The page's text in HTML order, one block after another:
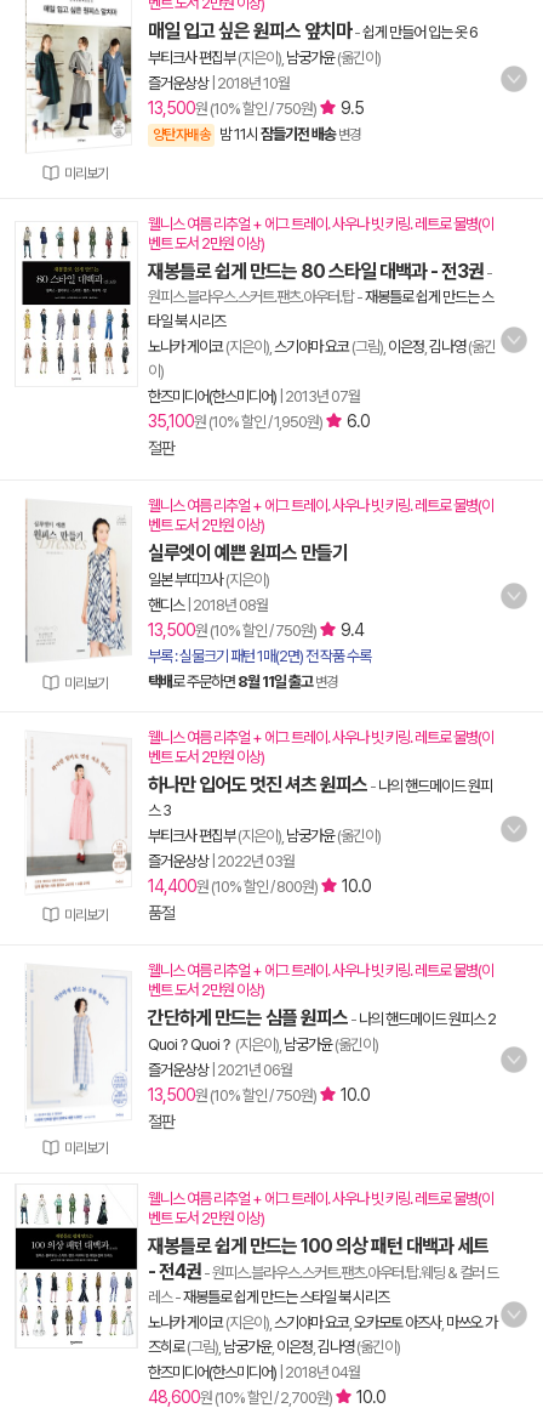
미리보기
매일 입고 싶은 원피스 앞치마-쉽게 만들어 입는 옷 6
부티크사 편집부(지은이), 남궁가윤(옮긴이)
즐거운상상| 2018년 10월
13,500원 (10% 할인 / 750원) 9.5
양탄자배송 밤 11시 잠들기전 배송 변경
웰니스 여름 리추얼 + 에그 트레이. 사우나 빗 키링. 레트로 물병(이
벤트 도서 2만원 이상)
재봉틀로 쉽게 만드는 80 스타일 대백과 - 전3권 -
원피스.블라우스.스커트.팬츠.아우터.탑-재봉틀로 쉽게 만드는 스
타일 북 시리즈
노나카 게이코(지은이), 스기야마 요코(그림), 이은정 김나영(옮긴
이)
한즈미디어(한스미디어) 2013년 07월
35,100원 (10% 할인 / 1,950원)
6.0
절판
미리보기
웰니스 여름 리추얼 + 에그 트레이. 사우나 빗 키링. 레트로 물병(이
벤트 도서 2만원 이상)
실루엣이 예쁜 원피스 만들기
일본 부띠끄사(지은이)
핸디스| 2018년 08월
13,500원 (10% 할인 / 750원) 9.4
부록 : 실물크기 패턴 1매(2면) 전 작품 수록
택배로 주문하면 8월 11일 출고 변경
미리보기
웰니스 여름 리추얼 + 에그 트레이. 사우나 빗 키링. 레트로 물병(이
벤트 도서 2만원 이상)
하나만 입어도 멋진 셔츠 원피스 - 나의 핸드메이드 원피
스 3
부티크사 편집부(지은이), 남궁가윤(옮긴이)
즐거운상상| 2022년 03월
14,400원 (10% 할인 / 800원)
10.0
품절
미리보기
웰니스 여름 리추얼 + 에그 트레이. 사우나 빗 키링. 레트로 물병(이
벤트 도서 2만원 이상)
간단하게 만드는 심플 원피스 - 나의 핸드메이드 원피스 2
Quoi？Quoi？ (지은이), 남궁가윤(옮긴이)
즐거운상상| 2021년 06월
13,500원 (10% 할인 / 750원)
10.0
절판
웰니스 여름 리추얼 + 에그 트레이. 사우나 빗 키링. 레트로 물병(이
벤트 도서 2만원 이상)
재봉틀로 쉽게 만드는 100 의상 패턴 대백과 세트
- 전4권 - 원피스.블라우스.스커트.팬츠.아우터.탑.웨딩 & 컬러 드
레스-재봉틀로 쉽게 만드는 스타일 북 시리즈
노나카 게이코(지은이), 스기야마 요코, 오카모토 아즈사, 마쓰오 가
즈히로(그림), 남궁가윤, 이은정 김나영(옮긴이)
한즈미디어(한스미디어) 2018년 04월
48,600원 (10% 할인 / 2,700원)
10.0